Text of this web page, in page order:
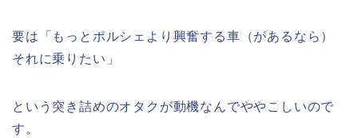
要は「もっとポルシェより興奮する車（があるなら）
それに乗りたい」
という突き詰めのオタクが動機なんでややこしいので
す。